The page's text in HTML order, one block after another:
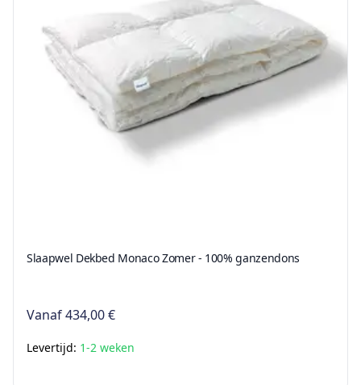
Slaapwel Dekbed Monaco Zomer - 100% ganzendons
Vanaf434,00 €
Levertijd: 1-2 weken